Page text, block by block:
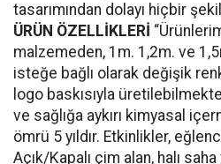
tasarımından dolayı hiçbir
ÜRÜN ÖZELLİKLERİ
malzemeden, 1m. 1,2m. ve
isteğe bağlı olarak değişik
logo baskısıyla
ve sağlığa aykırı kimyasal
ömrü 5 yıldır. Etkinlikler,
Açık/Kapalı çim alan, halı